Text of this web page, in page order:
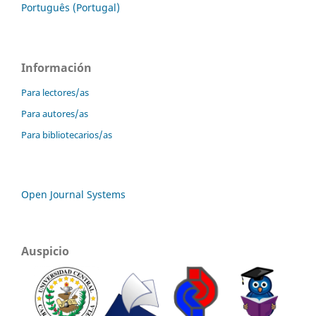
Português (Portugal)
Información
Para lectores/as
Para autores/as
Para bibliotecarios/as
Open Journal Systems
Auspicio